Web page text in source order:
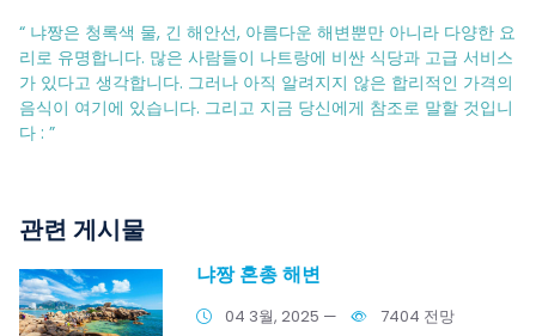
“ 냐짱은 청록색 물, 긴 해안선, 아름다운 해변뿐만 아니라 다양한 요
리로 유명합니다. 많은 사람들이 나트랑에 비싼 식당과 고급 서비스
가 있다고 생각합니다. 그러나 아직 알려지지 않은 합리적인 가격의
음식이 여기에 있습니다. 그리고 지금 당신에게 참조로 말할 것입니
다 : ”
관련 게시물
냐짱 혼총 해변
04 3월, 2025 —
7404 전망